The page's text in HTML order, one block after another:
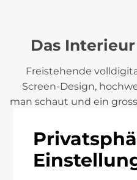
Das
Freistehende
Screen-Design,
man schaut und ein
avantgardistische
klares Design und die
neue Multifunktions-